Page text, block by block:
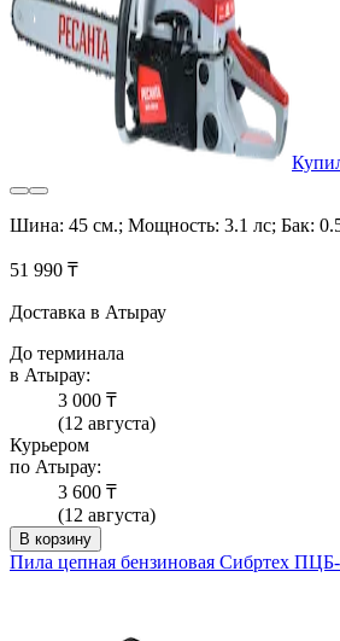
Шина: 45 см.; Мощность: 3.1 лс; Бак:
51 990 ₸
Доставка в Атырау
До терминала
в Атырау:
3 000 ₸
(12 августа)
Курьером
по Атырау:
3 600 ₸
(12 августа)
В корзину
Пила цепная бензиновая Сибртех